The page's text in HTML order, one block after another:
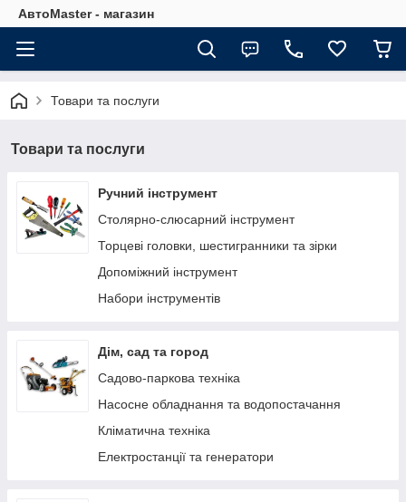
АвтоMaster - магазин
Товари та послуги
Товари та послуги
Ручний інструмент
Столярно-слюсарний інструмент
Торцеві головки, шестигранники та зірки
Допоміжний інструмент
Набори інструментів
Дім, сад та город
Садово-паркова техніка
Насосне обладнання та водопостачання
Кліматична техніка
Електростанції та генератори